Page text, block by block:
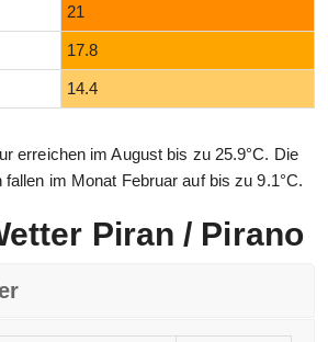
21
17.8
14.4
erreichen im August bis zu 25.9°C. Die
im Monat Februar auf bis zu 9.1°C.
Piran / Pirano